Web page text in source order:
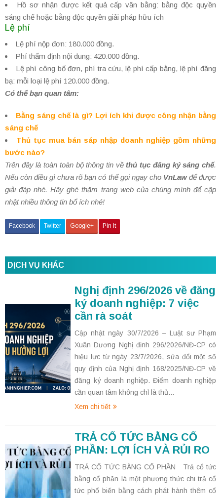
Hồ sơ nhận được kết quả cấp văn bằng: bằng độc quyền
sáng chế hoặc bằng độc quyền giải pháp hữu ích
Lệ phí
Lệ phí nộp đơn: 180.000 đồng.
Phí thẩm định nội dung: 420.000 đồng.
Lệ phí công bố đơn, phí tra cứu, lệ phí cấp bằng, lệ phí đăng
bạ: mỗi loại lệ phí 120.000 đồng.
Có thể bạn quan tâm:
Bằng sáng chế là gì? Lợi ích khi được công nhận bằng
sáng chế
Thủ tục mua bán sáp nhập doanh nghiệp gồm những
bước nào?
Trên đây là toàn toàn bộ thông tin vềthủ tục đăng ký sáng chế.
Nếu còn điều gì chưa rõ bạn có thể gọi ngay cho VnLawđể được
giải đáp nhé. Hãy ghé thăm trang web của chúng mình để cập
nhật nhiều thông tin bổ ích nhé!
Facebook Twitter Google+ Pin It
DỊCH VỤ KHÁC
Nghị định 296/2026 về đăng
ký doanh nghiệp: 7 việc
cần rà soát
Cập nhật ngày 30/7/2026 – Luật sư Phạm
Xuân Dương Nghị định 296/2026/NĐ-CP có
hiệu lực từ ngày 23/7/2026, sửa đổi một số
quy định của Nghị định 168/2025/NĐ-CP về
đăng ký doanh nghiệp. Điểm doanh nghiệp
cần quan tâm không chỉ là thủ...
Xem chi tiết
TRẢ CỔ TỨC BẰNG CỔ
PHẦN: LỢI ÍCH VÀ RỦI RO
TRẢ CỔ TỨC BẰNG CỔ PHẦN Trả cổ tức
bằng cổ phần là một phương thức chi trả cổ
tức phổ biến bằng cách phát hành thêm cổ